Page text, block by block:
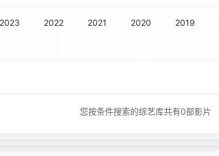
2023 2022 2021 2020 2019
您按条件搜索的综艺库共有0部影片